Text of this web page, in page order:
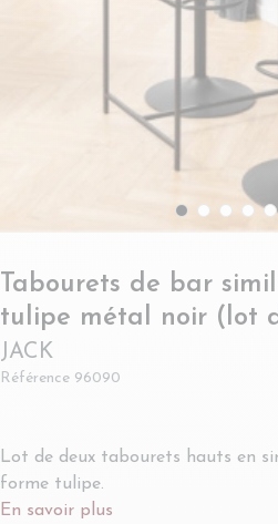
Tabourets de bar
tulipe métal noir (lot
JACK
Référence 96090
Lot de deux tabourets hauts en
forme tulipe.
En savoir plus